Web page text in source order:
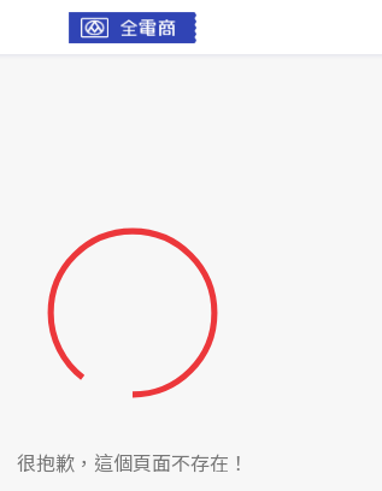
很抱歉，這個頁面不存在！